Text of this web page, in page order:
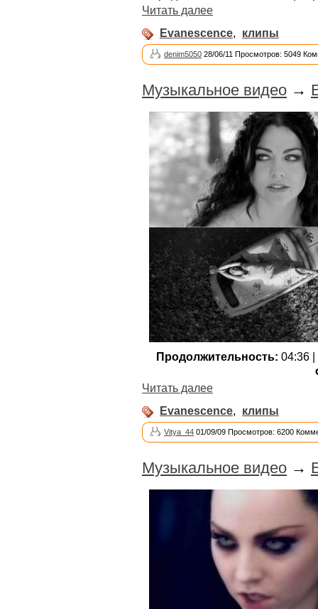
Читать далее
Evanescence, клипы
denim5050 28/06/11 Просмотров: 5049
Музыкальное видео →
Продолжительность: 04:36 |
Читать далее
Evanescence, клипы
Vitya_44 01/09/09 Просмотров: 6200
Музыкальное видео →